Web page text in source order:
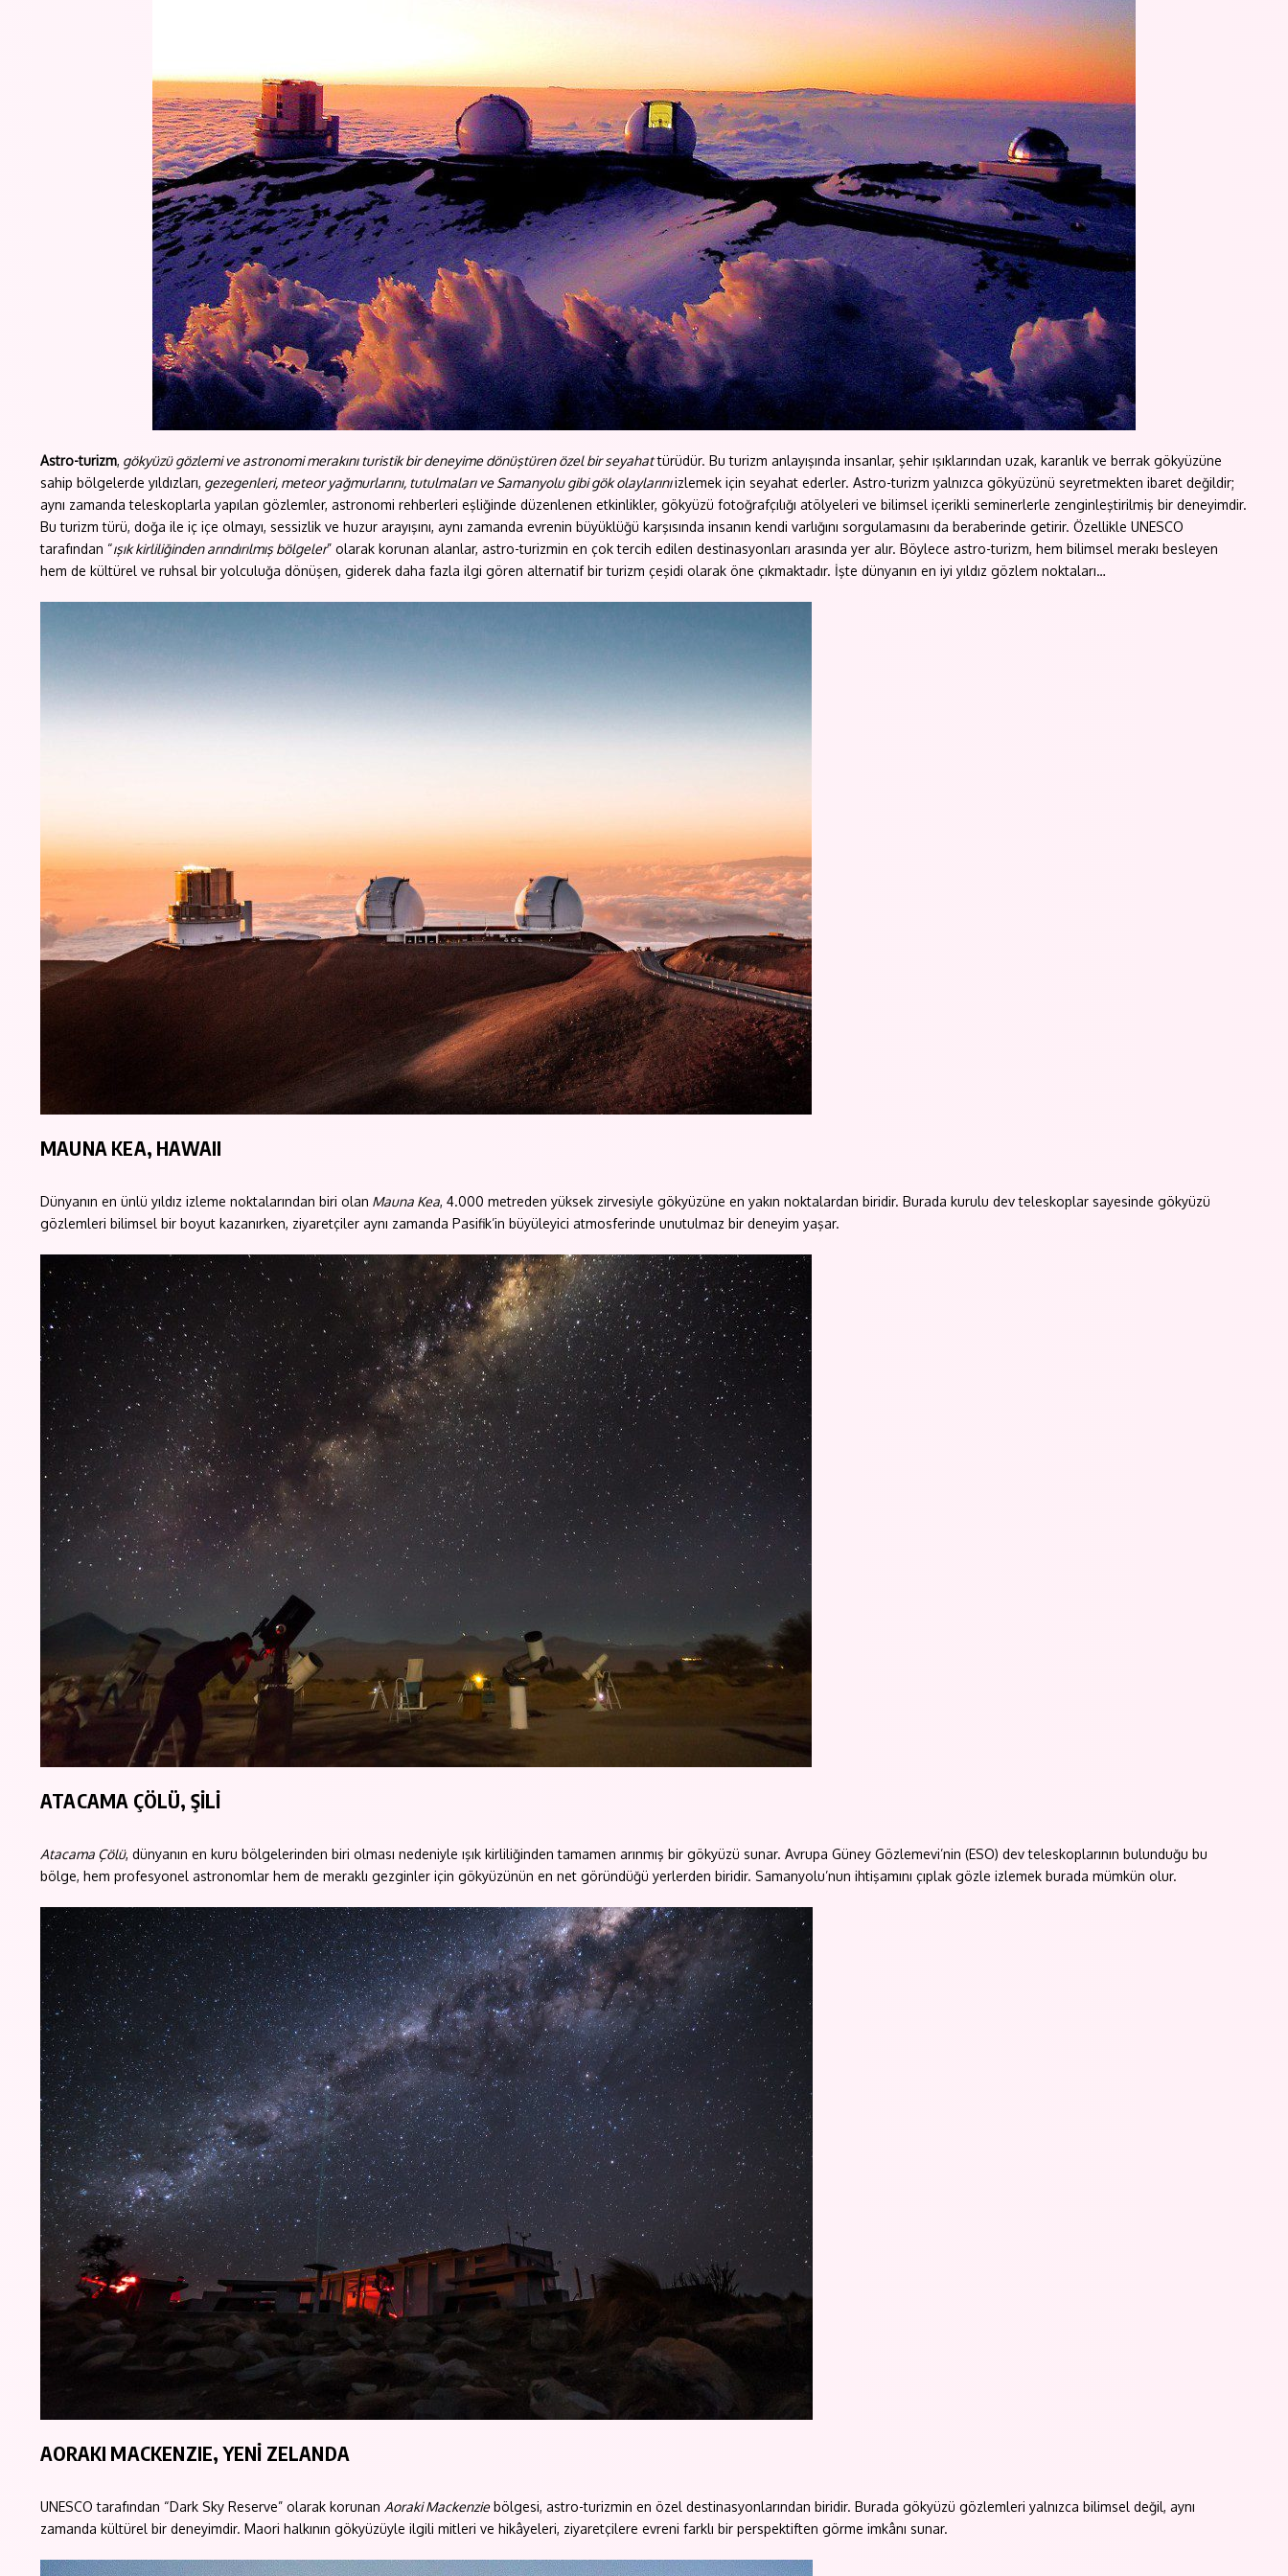
Astro-turizm, gökyüzü gözlemi ve astronomi merakını turistik bir deneyime dönüştüren özel bir seyahattürüdür. Bu turizm anlayışında insanlar, şehir ışıklarından uzak, karanlık ve berrak gökyüzüne
sahip bölgelerde yıldızları, gezegenleri, meteor yağmurlarını, tutulmaları ve Samanyolu gibi gök olaylarınıizlemek için seyahat ederler. Astro-turizm yalnızca gökyüzünü seyretmekten ibaret değildir;
aynı zamanda teleskoplarla yapılan gözlemler, astronomi rehberleri eşliğinde düzenlenen etkinlikler, gökyüzü fotoğrafçılığı atölyeleri ve bilimsel içerikli seminerlerle zenginleştirilmiş bir deneyimdir.
Bu turizm türü, doğa ile iç içe olmayı, sessizlik ve huzur arayışını, aynı zamanda evrenin büyüklüğü karşısında insanın kendi varlığını sorgulamasını da beraberinde getirir. Özellikle UNESCO
tarafından “ışık kirliliğinden arındırılmış bölgeler” olarak korunan alanlar, astro-turizmin en çok tercih edilen destinasyonları arasında yer alır. Böylece astro-turizm, hem bilimsel merakı besleyen
hem de kültürel ve ruhsal bir yolculuğa dönüşen, giderek daha fazla ilgi gören alternatif bir turizm çeşidi olarak öne çıkmaktadır. İşte dünyanın en iyi yıldız gözlem noktaları…
MAUNA KEA, HAWAII
Dünyanın en ünlü yıldız izleme noktalarından biri olan Mauna Kea, 4.000 metreden yüksek zirvesiyle gökyüzüne en yakın noktalardan biridir. Burada kurulu dev teleskoplar sayesinde gökyüzü
gözlemleri bilimsel bir boyut kazanırken, ziyaretçiler aynı zamanda Pasifik’in büyüleyici atmosferinde unutulmaz bir deneyim yaşar.
ATACAMA ÇÖLÜ, ŞİLİ
Atacama Çölü, dünyanın en kuru bölgelerinden biri olması nedeniyle ışık kirliliğinden tamamen arınmış bir gökyüzü sunar. Avrupa Güney Gözlemevi’nin (ESO) dev teleskoplarının bulunduğu bu
bölge, hem profesyonel astronomlar hem de meraklı gezginler için gökyüzünün en net göründüğü yerlerden biridir. Samanyolu’nun ihtişamını çıplak gözle izlemek burada mümkün olur.
AORAKI MACKENZIE, YENİ ZELANDA
UNESCO tarafından “Dark Sky Reserve” olarak korunan Aoraki Mackenziebölgesi, astro-turizmin en özel destinasyonlarından biridir. Burada gökyüzü gözlemleri yalnızca bilimsel değil, aynı
zamanda kültürel bir deneyimdir. Maori halkının gökyüzüyle ilgili mitleri ve hikâyeleri, ziyaretçilere evreni farklı bir perspektiften görme imkânı sunar.